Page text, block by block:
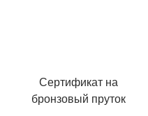
Сертификат на
бронзовый пруток